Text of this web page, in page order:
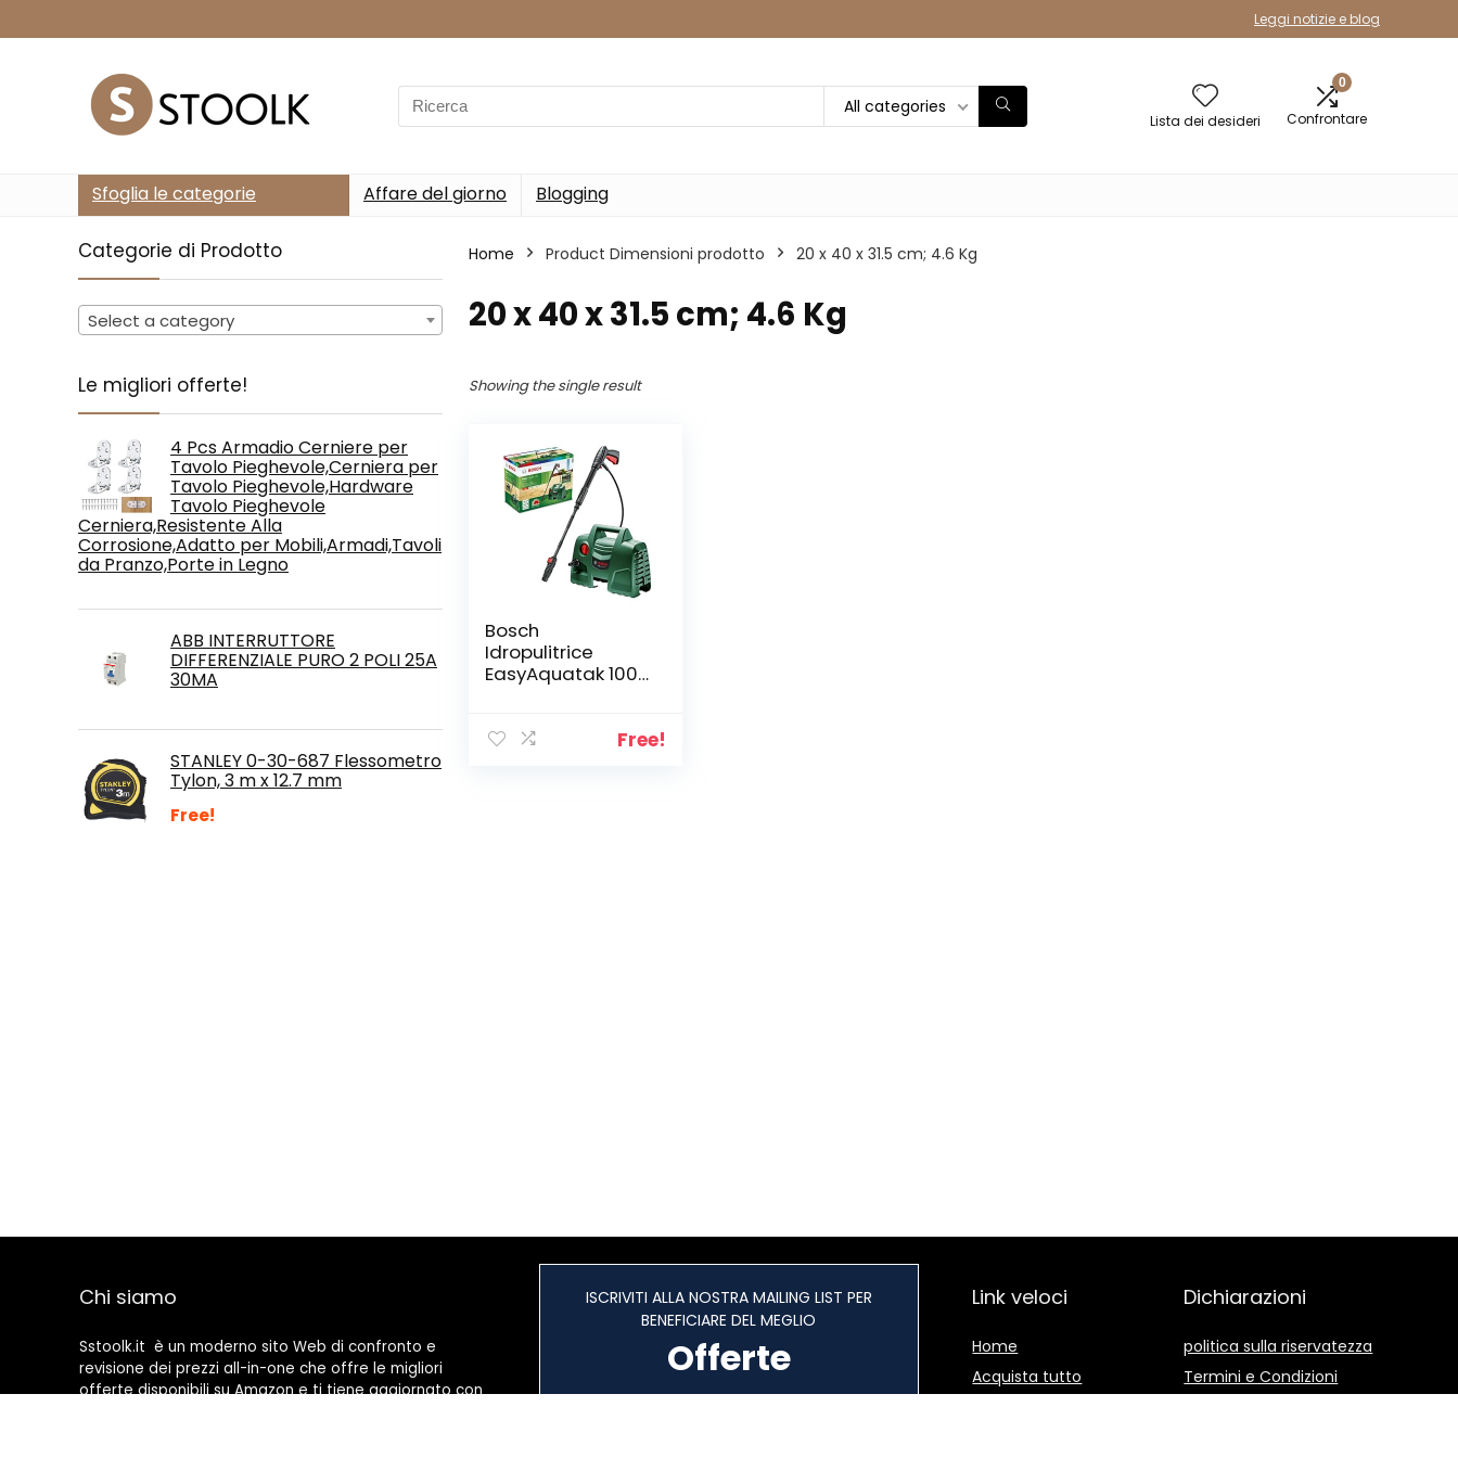
Leggi notizie e blog
Search
for:
All categories
Lista dei desideri
0
Confrontare
Sfoglia le categorie Affare del giorno Blogging
Categorie di Prodotto
Select a category
Le migliori offerte!
4 Pcs Armadio Cerniere per
Tavolo Pieghevole,Cerniera per
Tavolo Pieghevole,Hardware
Tavolo Pieghevole
Cerniera,Resistente Alla
Corrosione,Adatto per Mobili,Armadi,Tavoli
da Pranzo,Porte in Legno
ABB INTERRUTTORE
DIFFERENZIALE PURO 2 POLI 25A
30MA
STANLEY 0-30-687 Flessometro
Tylon, 3 m x 12.7 mm
Free!
Home Product Dimensioni prodotto ‎20 x 40 x 31.5 cm; 4.6 Kg
‎20 x 40 x 31.5 cm; 4.6 Kg
Showing the single result
Bosch
Idropulitrice
EasyAquatak 100
m, portata
Free!
Chi siamo
Sstoolk.it è un moderno sito Web di confronto e
revisione dei prezzi all-in-one che offre le migliori
offerte disponibili su Amazon e ti tiene aggiornato con
ISCRIVITI ALLA NOSTRA MAILING LIST PER
BENEFICIARE DEL MEGLIO
Offerte
Link veloci
Home
Acquista tutto
Dichiarazioni
politica sulla riservatezza
Termini e Condizioni